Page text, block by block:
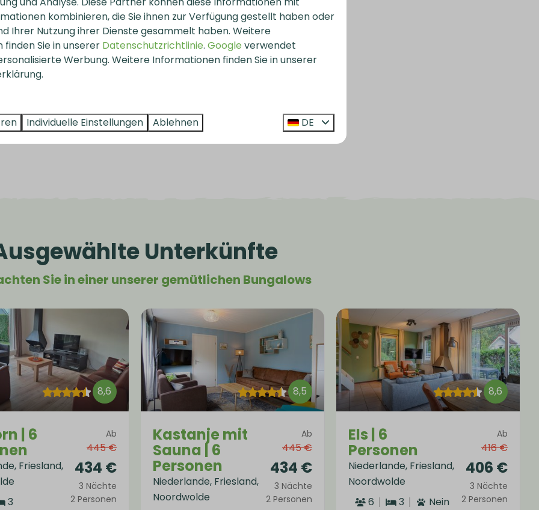
Unterkünfte
Sie in einer unserer gemütlichen Bungalows
8,6
Ab
445 €
434 €
3 Nächte
2 Personen
| 6
Friesland,
3
8,5
Ab
445 €
434 €
3 Nächte
2 Personen
Kastanje mit
Sauna | 6
Personen
Niederlande, Friesland,
Noordwolde
8,6
Ab
416 €
406 €
3 Nächte
2 Personen
Els | 6
Personen
Niederlande, Friesland,
Noordwolde
6
3
Nein
kombinieren, die Sie ihnen zur Verfügung gestellt haben oder
Ihrer Nutzung ihrer Dienste gesammelt haben. Weitere
Sie in unserer Datenschutzrichtlinie. Google verwendet
Werbung. Weitere Informationen finden Sie in unserer
Individuelle Einstellungen Ablehnen DE